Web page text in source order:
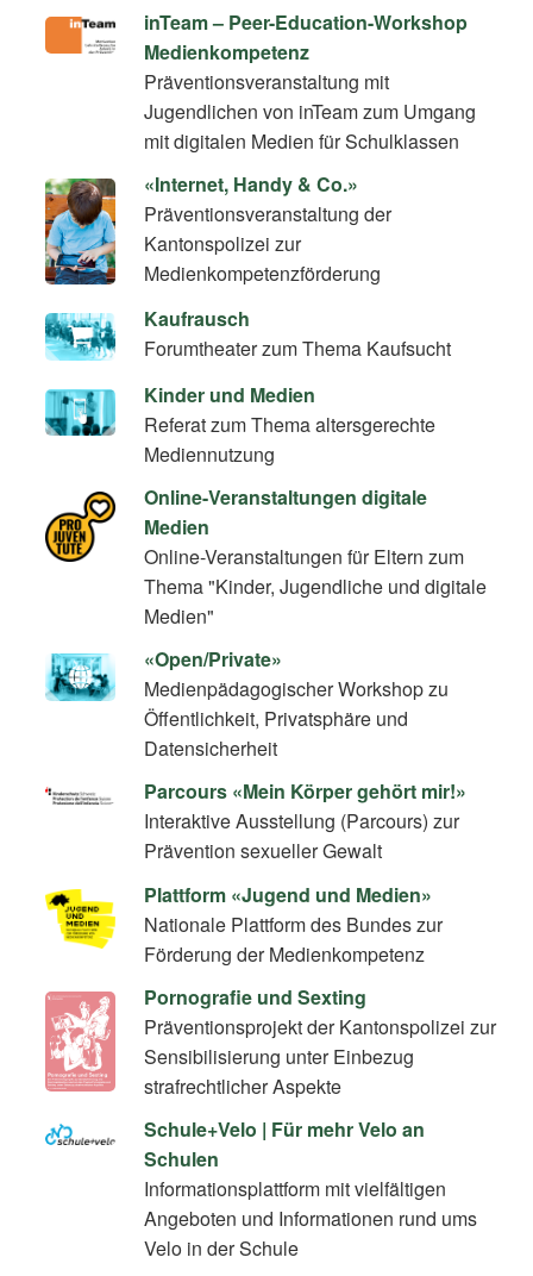
inTeam – Peer-Education-Workshop
Medienkompetenz
Präventionsveranstaltung mit
Jugendlichen von inTeam zum Umgang
mit digitalen Medien für Schulklassen
«Internet, Handy & Co.»
Präventionsveranstaltung der
Kantonspolizei zur
Medienkompetenzförderung
Kaufrausch
Forumtheater zum Thema Kaufsucht
Kinder und Medien
Referat zum Thema altersgerechte
Mediennutzung
Online-Veranstaltungen digitale
Medien
Online-Veranstaltungen für Eltern zum
Thema "Kinder, Jugendliche und digitale
Medien"
«Open/Private»
Medienpädagogischer Workshop zu
Öffentlichkeit, Privatsphäre und
Datensicherheit
Parcours «Mein Körper gehört mir!»
Interaktive Ausstellung (Parcours) zur
Prävention sexueller Gewalt
Plattform «Jugend und Medien»
Nationale Plattform des Bundes zur
Förderung der Medienkompetenz
Pornografie und Sexting
Präventionsprojekt der Kantonspolizei zur
Sensibilisierung unter Einbezug
strafrechtlicher Aspekte
Schule+Velo | Für mehr Velo an
Schulen
Informationsplattform mit vielfältigen
Angeboten und Informationen rund ums
Velo in der Schule